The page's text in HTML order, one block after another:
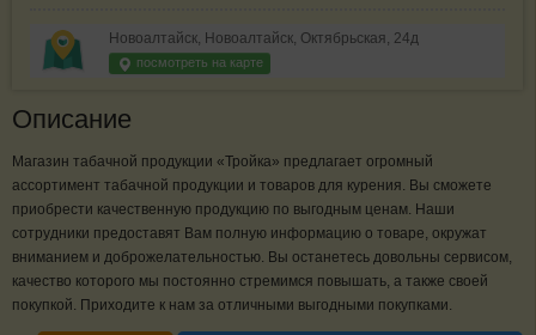
Новоалтайск, Новоалтайск, Октябрьская, 24д
посмотреть на карте
Описание
Магазин табачной продукции «Тройка» предлагает огромный
ассортимент табачной продукции и товаров для курения. Вы сможете
приобрести качественную продукцию по выгодным ценам. Наши
сотрудники предоставят Вам полную информацию о товаре, окружат
вниманием и доброжелательностью. Вы останетесь довольны сервисом,
качество которого мы постоянно стремимся повышать, а также своей
покупкой. Приходите к нам за отличными выгодными покупками.